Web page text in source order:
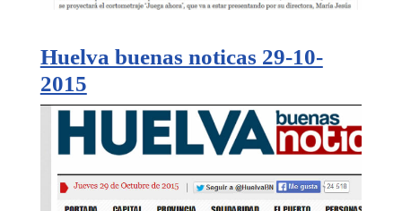
Huelva buenas noticas 29-10-
2015